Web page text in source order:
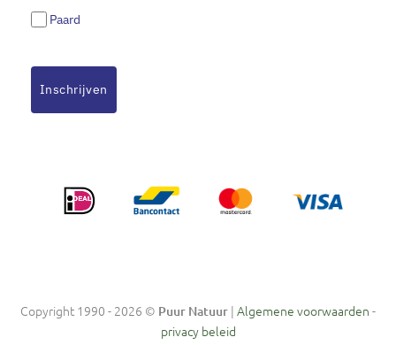
Paard
Inschrijven
Copyright 1990 - 2026 © Puur Natuur | Algemene voorwaarden -
privacy beleid